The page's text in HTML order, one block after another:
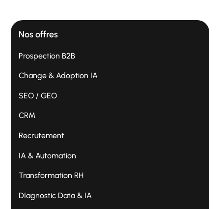
Nos offres
Prospection B2B
Change & Adoption IA
SEO / GEO
CRM
Recrutement
IA & Automation
Transformation RH
DIagnostic Data & IA